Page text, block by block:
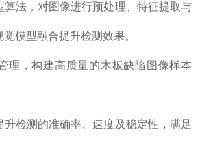
算法，对图像进行预处理、特征提取与
模型融合提升检测效果。
理，构建高质量的木板缺陷图像样本
升检测的准确率、速度及稳定性，满足